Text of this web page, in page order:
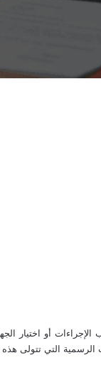
أو اختيار
الرسمية التي تتولى هذه